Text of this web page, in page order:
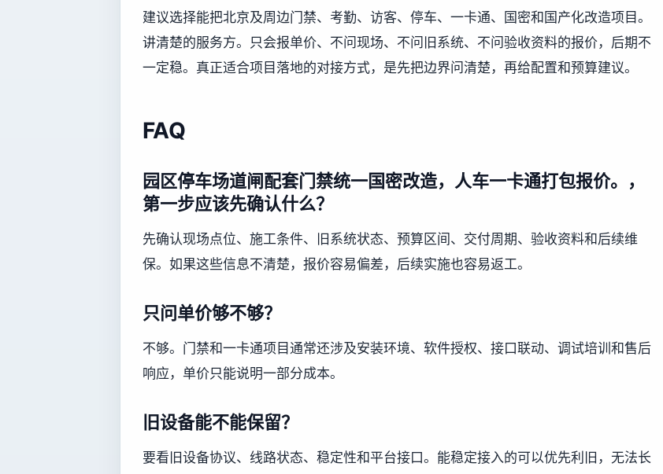
建议选择能把北京及周边门禁、考勤、访客、停车、一卡通、国密和国产化改造项目。
讲清楚的服务方。只会报单价、不问现场、不问旧系统、不问验收资料的报价，后期不
一定稳。真正适合项目落地的对接方式，是先把边界问清楚，再给配置和预算建议。
FAQ
园区停车场道闸配套门禁统一国密改造，人车一卡通打包报价。，
第一步应该先确认什么？
先确认现场点位、施工条件、旧系统状态、预算区间、交付周期、验收资料和后续维
保。如果这些信息不清楚，报价容易偏差，后续实施也容易返工。
只问单价够不够？
不够。门禁和一卡通项目通常还涉及安装环境、软件授权、接口联动、调试培训和售后
响应，单价只能说明一部分成本。
旧设备能不能保留？
要看旧设备协议、线路状态、稳定性和平台接口。能稳定接入的可以优先利旧，无法长